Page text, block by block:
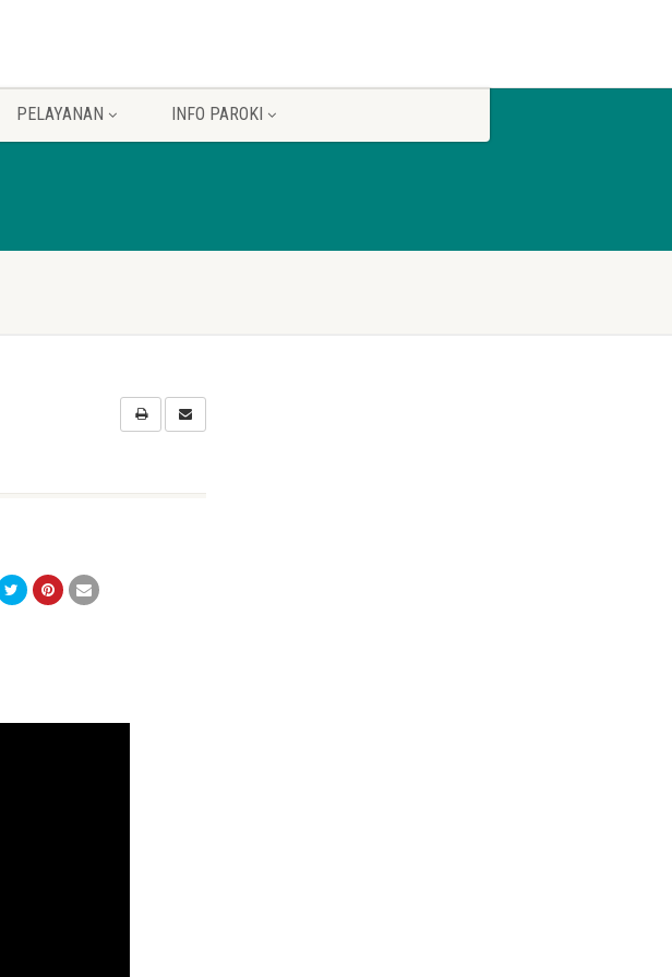
PELAYANAN INFO PAROKI